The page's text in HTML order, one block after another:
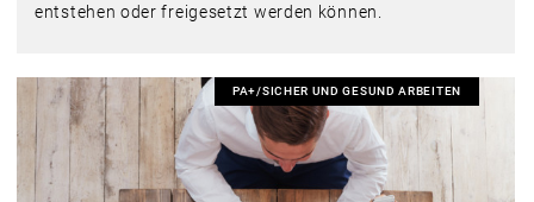
entstehen oder freigesetzt werden können.
PA+/SICHER UND GESUND ARBEITEN